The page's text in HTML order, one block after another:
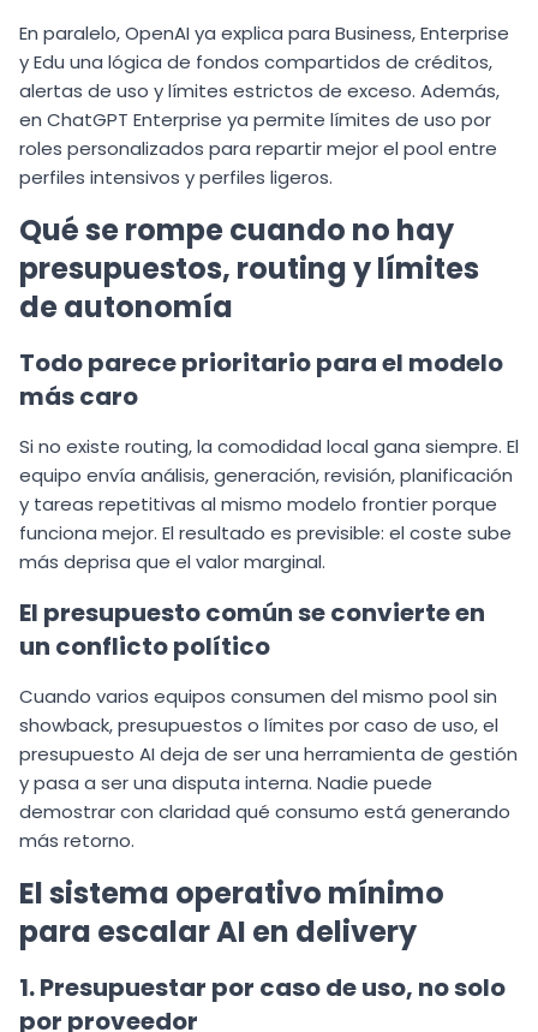
En paralelo, OpenAI ya explica para Business, Enterprise
y Edu una lógica de fondos compartidos de créditos,
alertas de uso y límites estrictos de exceso. Además,
en ChatGPT Enterprise ya permite límites de uso por
roles personalizados para repartir mejor el pool entre
perfiles intensivos y perfiles ligeros.
Qué se rompe cuando no hay
presupuestos, routing y límites
de autonomía
Todo parece prioritario para el modelo
más caro
Si no existe routing, la comodidad local gana siempre. El
equipo envía análisis, generación, revisión, planificación
y tareas repetitivas al mismo modelo frontier porque
funciona mejor. El resultado es previsible: el coste sube
más deprisa que el valor marginal.
El presupuesto común se convierte en
un conflicto político
Cuando varios equipos consumen del mismo pool sin
showback, presupuestos o límites por caso de uso, el
presupuesto AI deja de ser una herramienta de gestión
y pasa a ser una disputa interna. Nadie puede
demostrar con claridad qué consumo está generando
más retorno.
El sistema operativo mínimo
para escalar AI en delivery
1. Presupuestar por caso de uso, no solo
por proveedor